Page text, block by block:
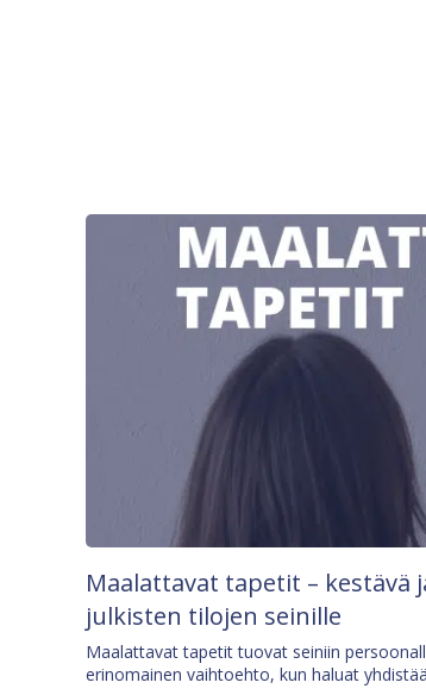
Maalattavat tapetit – kestävä
julkisten tilojen seinille
Maalattavat tapetit tuovat seiniin
erinomainen vaihtoehto, kun haluat